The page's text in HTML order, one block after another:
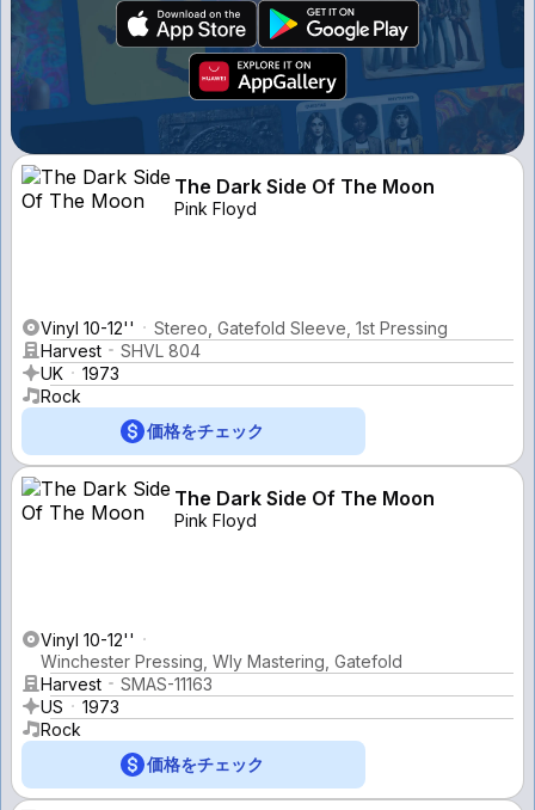
The Dark Side Of The Moon
Pink Floyd
Vinyl 10-12''
Stereo, Gatefold Sleeve, 1st Pressing
Harvest
SHVL 804
UK
1973
Rock
価格をチェック
The Dark Side Of The Moon
Pink Floyd
Vinyl 10-12''
Winchester Pressing, Wly Mastering, Gatefold
Harvest
SMAS-11163
US
1973
Rock
価格をチェック